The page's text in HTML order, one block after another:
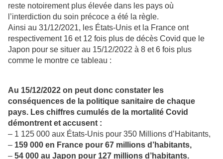
reste notoirement plus élevée dans les pays où
l’interdiction du soin précoce a été la règle.
Ainsi au 31/12/2021, les États-Unis et la France ont
respectivement 16 et 12 fois plus de décès Covid que le
Japon pour se situer au 15/12/2022 à 8 et 6 fois plus
comme le montre ce tableau :
Au 15/12/2022 on peut donc constater les
conséquences de la politique sanitaire de chaque
pays. Les chiffres cumulés de la mortalité Covid
démontrent et accusent :
– 1 125 000 aux États-Unis pour 350 Millions d’Habitants,
– 159 000 en France pour 67 millions d’habitants,
– 54 000 au Japon pour 127 millions d’habitants.